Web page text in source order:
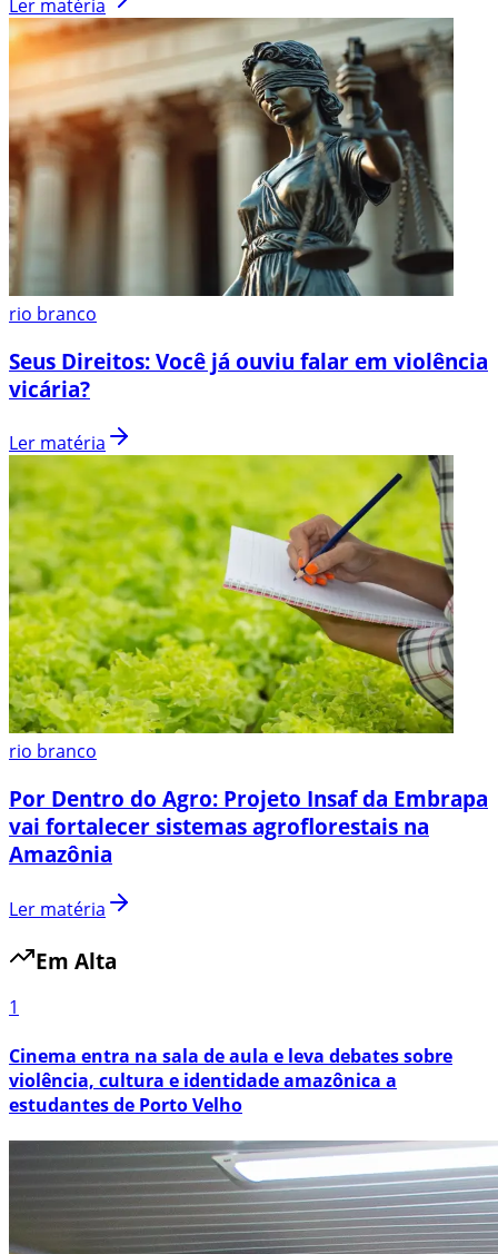
Ler matéria
rio branco
Seus Direitos: Você já ouviu falar em violência
vicária?
Ler matéria
rio branco
Por Dentro do Agro: Projeto Insaf da Embrapa
vai fortalecer sistemas agroflorestais na
Amazônia
Ler matéria
Em Alta
1
Cinema entra na sala de aula e leva debates sobre
violência, cultura e identidade amazônica a
estudantes de Porto Velho